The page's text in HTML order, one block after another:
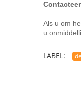
Als u om
u
LABEL: